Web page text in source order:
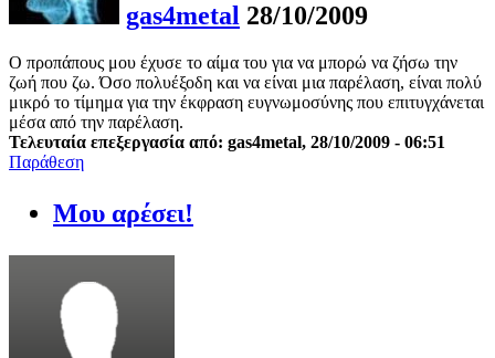
gas4metal 28/10/2009
Ο προπάπους μου έχυσε το αίμα του για να μπορώ να ζήσω την
ζωή που ζω. Όσο πολυέξοδη και να είναι μια παρέλαση, είναι πολύ
μικρό το τίμημα για την έκφραση ευγνωμοσύνης που επιτυγχάνεται
μέσα από την παρέλαση.
Τελευταία επεξεργασία από: gas4metal, 28/10/2009 - 06:51
Παράθεση
Μου αρέσει!